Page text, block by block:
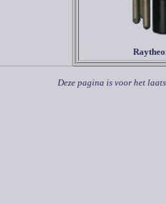
Deze pagina is voor het